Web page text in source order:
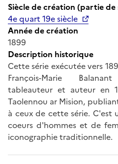
Siècle de création (partie de
4e quart 19e siècle
Année de création
1899
Description historique
Cette série exécutée vers
François-Marie
tableauteur et auteur en
Taolennou ar Mision,
à ceux de cette série. C'est
coeurs d'hommes et de
iconographie traditionnelle.